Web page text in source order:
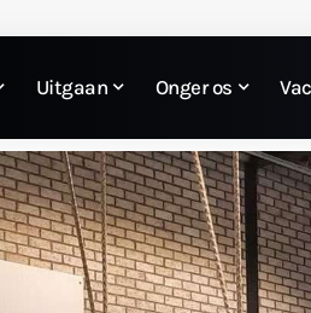
Uitgaan Onger os